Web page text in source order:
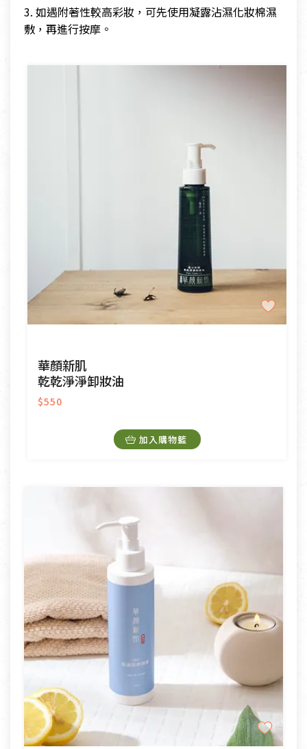
3. 如遇附著性較高彩妝，可先使用凝露沾濕化妝棉濕
敷，再進行按摩。
華顏新肌
乾乾淨淨卸妝油
$550
加入購物籃